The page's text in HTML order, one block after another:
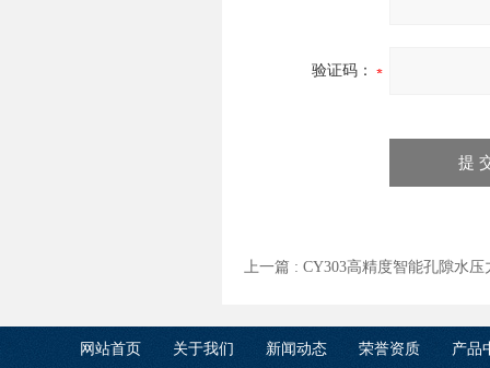
验证码：
上一篇 : CY303高精度智能孔隙水压
网站首页 关于我们 新闻动态 荣誉资质 产品